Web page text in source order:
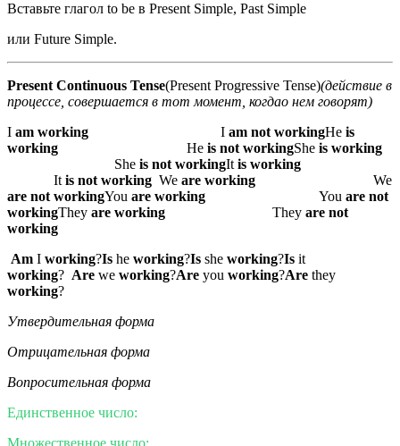
Вставьте глагол to be в Present Simple, Past Simple
или Future Simple.
Present Continuous Tense(Present Progressive Tense)(действие в
процессе, совершается в тот момент, когдао нем говорят)
I am working I am not workingНе is
working He is not workingShe is working
She is not workingIt is working
It is not working We are working We
are not workingYou are working You are not
workingThey are working They are not
working
Am I working?Is he working?Is she working?Is it
working? Are we working?Are you working?Are they
working?
Утвердительная форма
Отрицательная форма
Вопросительная форма
Единственное число:
Множественное число: